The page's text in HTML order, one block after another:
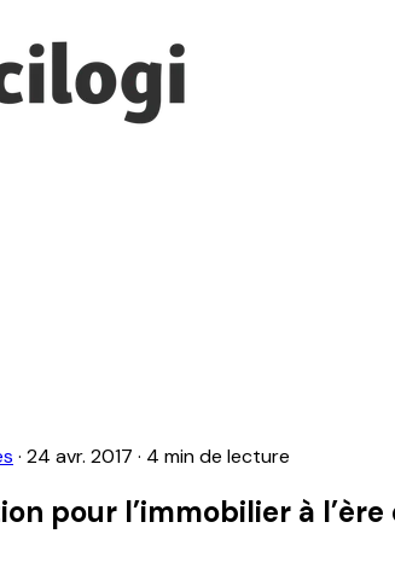
· 24 avr. 2017 · 4 min de lecture
pour l’immobilier à